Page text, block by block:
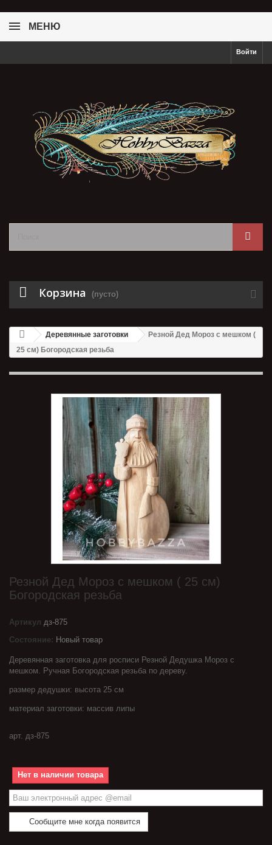
МЕНЮ
Войти
Корзина (пусто)
Деревянные заготовки
Резной Дед Мороз с мешком (
25 см) Богородская резьба
Резной Дед Мороз с мешком ( 25 см)
Богородская резьба
Артикул дз-875
Состояние: Новый товар
Деревянная заготовка для росписи Резной Дедушка Мороз с
мешком. Ручная Богородская резьба по дереву.
размер дедушки: высота 25 см
материал заготовки: массив липы
арт. дз-875
Нет в наличии товара
Сообщите мне когда появится